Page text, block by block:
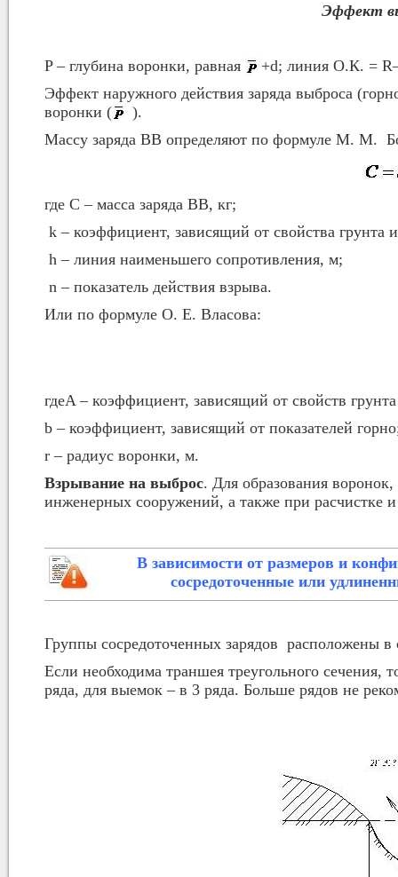
Эффект
P – глубина воронки, равная
+d; линия О.К. =
Эффект наружного действия заряда выброса
воронки (
).
Массу заряда ВВ определяют по формуле М. М.
где C – масса заряда ВВ, кг;
k – коэффициент, зависящий от свойства грунта
h – линия наименьшего сопротивления, м;
n – показатель действия взрыва.
Или по формуле О. Е. Власова:
гдеA – коэффициент, зависящий от свойств
b – коэффициент, зависящий от показателей
r – радиус воронки, м.
Взрывание на выброс. Для образования
инженерных сооружений, а также при расчистке
В зависимости от размеров и
сосредоточенные или
Группы сосредоточенных зарядов расположены в
Если необходима траншея треугольного сечения,
ряда, для выемок – в 3 ряда. Больше рядов не